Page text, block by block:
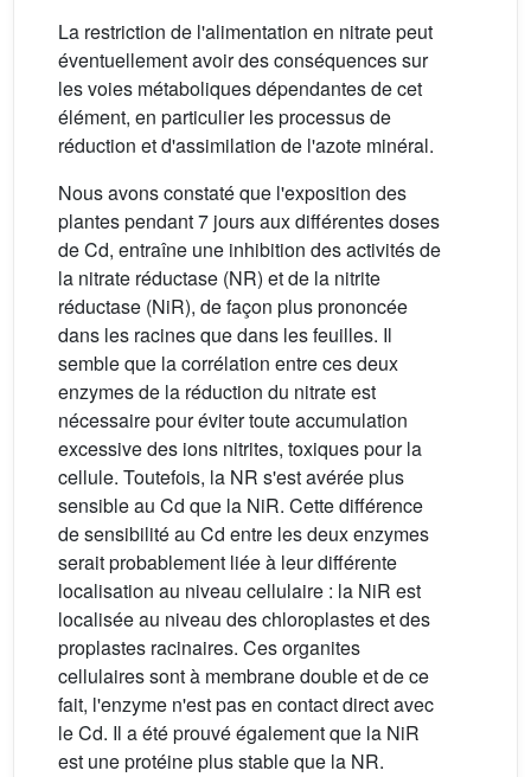
La restriction de l'alimentation en nitrate peut
éventuellement avoir des conséquences sur
les voies métaboliques dépendantes de cet
élément, en particulier les processus de
réduction et d'assimilation de l'azote minéral.
Nous avons constaté que l'exposition des
plantes pendant 7 jours aux différentes doses
de Cd, entraîne une inhibition des activités de
la nitrate réductase (NR) et de la nitrite
réductase (NiR), de façon plus prononcée
dans les racines que dans les feuilles. Il
semble que la corrélation entre ces deux
enzymes de la réduction du nitrate est
nécessaire pour éviter toute accumulation
excessive des ions nitrites, toxiques pour la
cellule. Toutefois, la NR s'est avérée plus
sensible au Cd que la NiR. Cette différence
de sensibilité au Cd entre les deux enzymes
serait probablement liée à leur différente
localisation au niveau cellulaire : la NiR est
localisée au niveau des chloroplastes et des
proplastes racinaires. Ces organites
cellulaires sont à membrane double et de ce
fait, l'enzyme n'est pas en contact direct avec
le Cd. Il a été prouvé également que la NiR
est une protéine plus stable que la NR.